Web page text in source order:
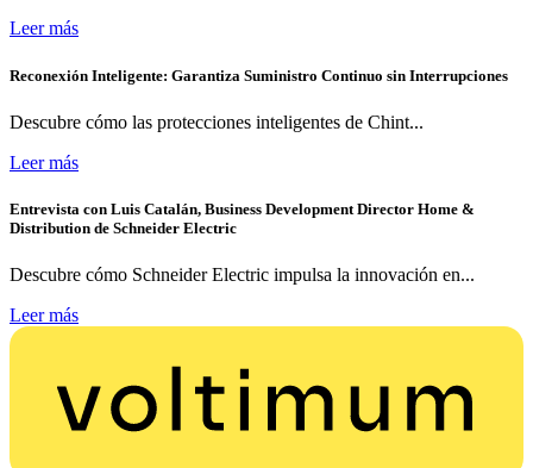
Leer más
Reconexión Inteligente: Garantiza Suministro Continuo sin Interrupciones
Descubre cómo las protecciones inteligentes de Chint...
Leer más
Entrevista con Luis Catalán, Business Development Director Home &
Distribution de Schneider Electric
Descubre cómo Schneider Electric impulsa la innovación en...
Leer más